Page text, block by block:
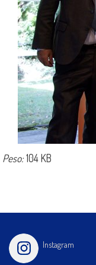
Peso:104 KB
Instagram